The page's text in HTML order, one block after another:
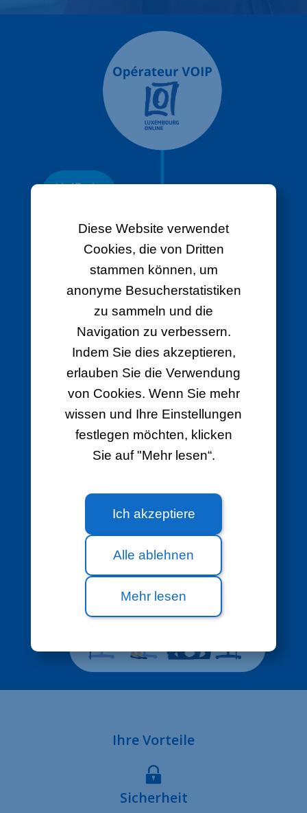
Diese Website verwendet
Cookies, die von Dritten
stammen können, um
anonyme Besucherstatistiken
zu sammeln und die
Navigation zu verbessern.
Indem Sie dies akzeptieren,
erlauben Sie die Verwendung
von Cookies. Wenn Sie mehr
wissen und Ihre Einstellungen
festlegen möchten, klicken
Sie auf "Mehr lesen“.
Ich akzeptiere
Alle ablehnen
Mehr lesen
Ihre Vorteile
Sicherheit